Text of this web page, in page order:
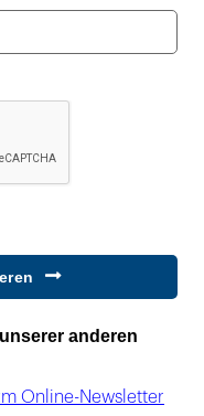
anderen
Online-Newsletter